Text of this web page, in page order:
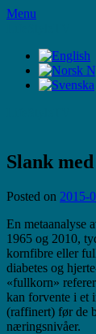
Skip
Menu
Slank
Posted on 2015-
En metaanalyse
1965 og 2010,
kornfibre eller
diabetes og
«fullkorn»
kan forvente i et
(raffinert) før de
næringsnivåer.